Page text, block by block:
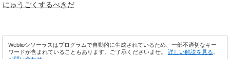
にゅうごく するべきだ
Weblioシソーラスはプログラムで自動的に生成されているため、一部不適切なキー
ワードが含まれていることもあります。ご了承くださいませ。 詳しい解説を見る